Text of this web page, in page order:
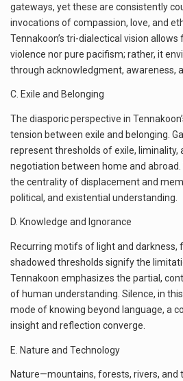
gateways, yet these are consistently
invocations of compassion, love, and
Tennakoon’s tri-dialectical vision
violence nor pure pacifism; rather, it
through acknowledgment, awareness,
C. Exile and Belonging
The diasporic perspective in
tension between exile and belonging.
represent thresholds of exile, liminality,
negotiation between home and
the centrality of displacement and
political, and existential understanding.
D. Knowledge and Ignorance
Recurring motifs of light and darkness,
shadowed thresholds signify the
Tennakoon emphasizes the partial,
of human understanding. Silence, in
mode of knowing beyond language, a
insight and reflection converge.
E. Nature and Technology
Nature—mountains, forests, rivers,